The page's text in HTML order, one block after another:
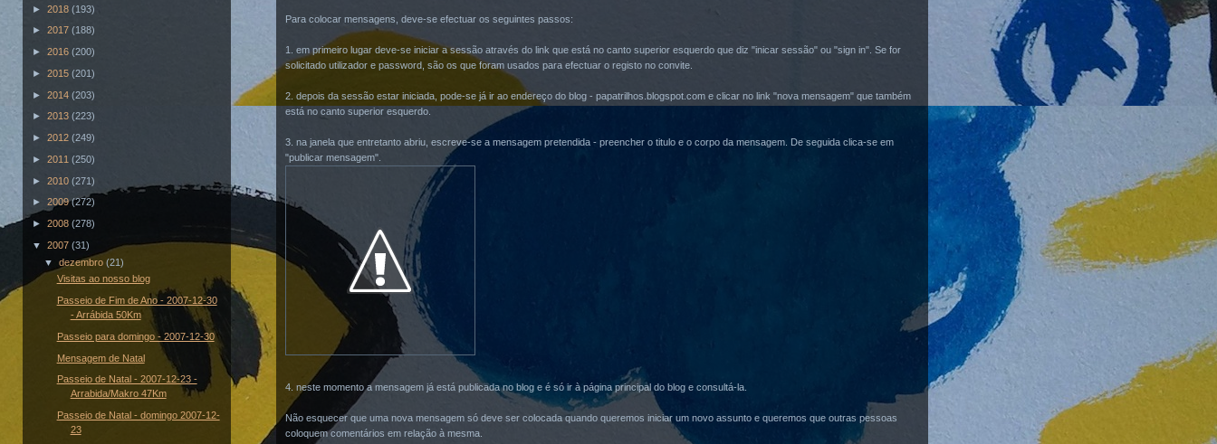
► 2018 (193)
► 2017 (188)
► 2016 (200)
► 2015 (201)
► 2014 (203)
► 2013 (223)
► 2012 (249)
► 2011 (250)
► 2010 (271)
► 2009(272)
► 2008 (278)
▼ 2007 (31)
▼dezembro(21)
Visitas ao nosso blog
Passeio de Fim de Ano - 2007-12-30
- Arrábida 50Km
Passeio para domingo - 2007-12-30
Mensagem de Natal
Passeio de Natal - 2007-12-23 -
Arrabida/Makro 47Km
Passeio de Natal - domingo 2007-12-
23
Para colocar mensagens, deve-se efectuar os seguintes passos:
1. em primeiro lugar deve-se iniciar a sessão através do link que está no canto superior esquerdo que diz "inicar sessão" ou "sign in". Se for
solicitado utilizador e password, são os que foram usados para efectuar o registo no convite.
2. depois da sessão estar iniciada, pode-se já ir ao endereço do blog - papatrilhos.blogspot.com e clicar no link "nova mensagem" que também
está no canto superior esquerdo.
3. na janela que entretanto abriu, escreve-se a mensagem pretendida - preencher o titulo e o corpo da mensagem. De seguida clica-se em
"publicar mensagem".
4. neste momento a mensagem já está publicada no blog e é só ir à página principal do blog e consultá-la.
Não esquecer que uma nova mensagem só deve ser colocada quando queremos iniciar um novo assunto e queremos que outras pessoas
coloquem comentários em relação à mesma.